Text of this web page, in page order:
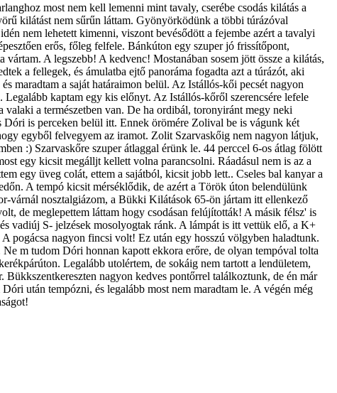
most nem kell lemenni mint tavaly, cserébe csodás kilátás a
kilátást nem sűrűn láttam. Gyönyörködünk a többi túrázóval
nem lehetett kimenni, viszont bevésődött a fejembe azért a tavalyi
erős, főleg felfele. Bánkúton egy szuper jó frissítőpont,
A legszebb! A kedvenc! Mostanában sosem jött össze a kilátás,
a fellegek, és ámulatba ejtő panoráma fogadta azt a túrázót, aki
maradtam a saját határaimon belül. Az Istállós-kői pecsét nagyon
kaptam egy kis előnyt. Az Istállós-kőről szerencsére lefele
a természetben van. De ha ordibál, toronyiránt megy neki
is perceken belül itt. Ennek örömére Zolival be is vágunk két
egyből felvegyem az iramot. Zolit Szarvaskőig nem nagyon látjuk,
:) Szarvaskőre szuper átlaggal érünk le. 44 perccel 6-os átlag fölött
egy kicsit megálljt kellett volna parancsolni. Ráadásul nem is az a
egy üveg colát, ettem a sajátból, kicsit jobb lett.. Cseles bal kanyar a
A tempó kicsit mérséklődik, de azért a Török úton belendülünk
várnál nosztalgiázom, a Bükki Kilátások 65-ön jártam itt ellenkező
de meglepettem láttam hogy csodásan felújították! A másik félsz' is
vadiúj S- jelzések mosolyogtak ránk. A lámpát is itt vettük elő, a K+
pogácsa nagyon fincsi volt! Ez után egy hosszú völgyben haladtunk.
m tudom Dóri honnan kapott ekkora erőre, de olyan tempóval tolta
Legalább utolértem, de sokáig nem tartott a lendületem,
Bükkszentkereszten nagyon kedves pontőrrel találkoztunk, de én már
után tempózni, és legalább most nem maradtam le. A végén még